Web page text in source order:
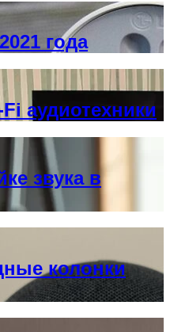
года
аудиотехники
звука в
колонки